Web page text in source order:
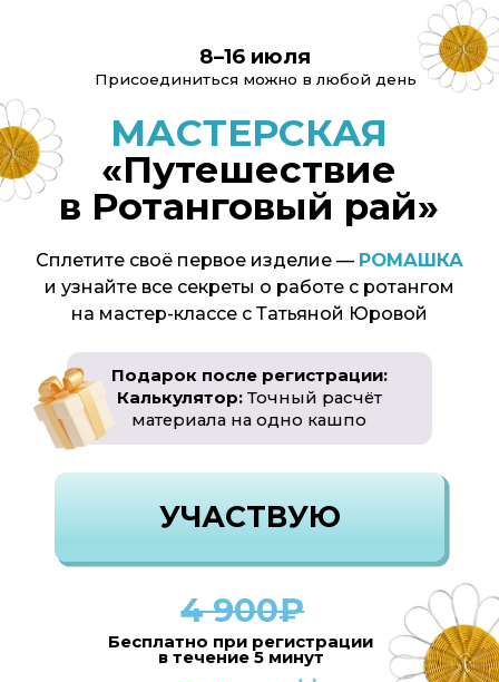
Присоединиться можно в любой день
8–16 июля
МАСТЕРСКАЯ
«Путешествие
в Ротанговый рай»
УЧАСТВУЮ
4 900₽
Бесплатно при регистрации
в течение 5 минут
Подарок после регистрации:
материала на одно кашпо
Сплетите своё первое изделие —РОМАШКА
и узнайте все секреты о работе с ротангом
на мастер-классе с Татьяной Юровой
4 :
4
3
0
9